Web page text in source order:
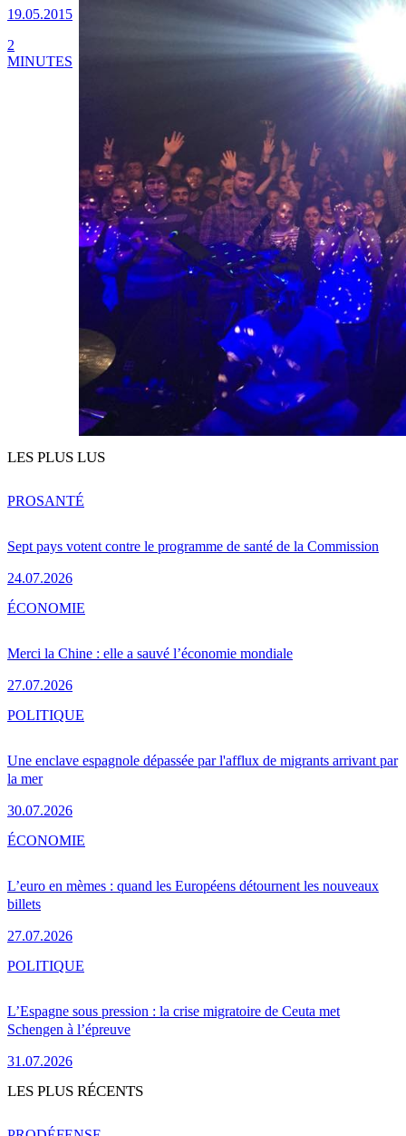
19.05.2015
2
MINUTES
LES PLUS LUS
Sept pays votent contre le programme de santé de la Commission
24.07.2026
PROSANTÉ
Merci la Chine : elle a sauvé l’économie mondiale
27.07.2026
ÉCONOMIE
Une enclave espagnole dépassée par l'afflux de migrants arrivant par
la mer
30.07.2026
POLITIQUE
L’euro en mèmes : quand les Européens détournent les nouveaux
billets
27.07.2026
ÉCONOMIE
L’Espagne sous pression : la crise migratoire de Ceuta met
Schengen à l’épreuve
31.07.2026
POLITIQUE
LES PLUS RÉCENTS